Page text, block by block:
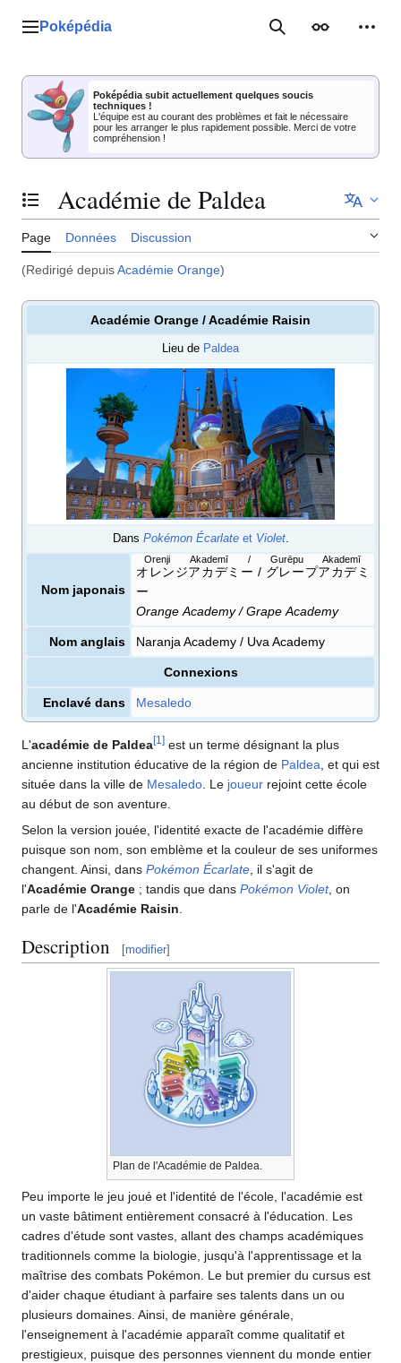
Menu principal
Poképédia RechercherApparence
Poképédia subit actuellement quelques soucis
techniques !
L'équipe est au courant des problèmes et fait le nécessaire
pour les arranger le plus rapidement possible. Merci de votre
compréhension !
Basculer la table des matières
Académie de Paldea
Page Données Discussion
(Redirigé depuisAcadémie Orange)
Académie Orange / Académie Raisin
Lieu de Paldea
Dans Pokémon Écarlateet Violet.
Nom japonais
オレンジアカデミー / グレープアカデミ
ー
Orenji Akademī / Gurēpu Akademī
Orange Academy / Grape Academy
Nom anglais Naranja Academy / Uva Academy
Connexions
Enclavé dans Mesaledo
L'académie de Paldea[1 ] est un terme désignant la plus
ancienne institution éducative de la région de Paldea , et qui est
située dans la ville de Mesaledo . Le joueur rejoint cette école
au début de son aventure.
Selon la version jouée, l'identité exacte de l'académie diffère
puisque son nom, son emblème et la couleur de ses uniformes
changent. Ainsi, dans Pokémon Écarlate , il s'agit de
l'Académie Orange ; tandis que dans Pokémon Violet, on
parle de l'Académie Raisin
Description [modifier]
Plan de l'Académie de Paldea.
Peu importe le jeu joué et l'identité de l'école, l'académie est
un vaste bâtiment entièrement consacré à l'éducation. Les
cadres d'étude sont vastes, allant des champs académiques
traditionnels comme la biologie, jusqu'à l'apprentissage et la
maîtrise des combats Pokémon. Le but premier du cursus est
d'aider chaque étudiant à parfaire ses talents dans un ou
plusieurs domaines. Ainsi, de manière générale,
l'enseignement à l'académie apparaît comme qualitatif et
prestigieux, puisque des personnes viennent du monde entier